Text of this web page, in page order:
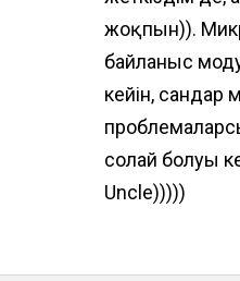
жоқпын)).
байланыс
кейін,
солай болуы
Uncle)))))